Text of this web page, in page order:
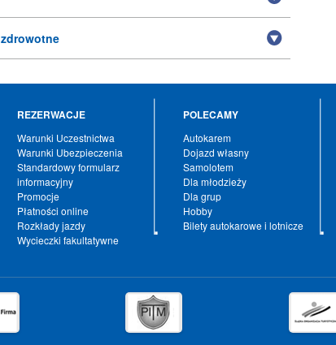
REZERWACJE
Warunki Uczestnictwa
Warunki Ubezpieczenia
Standardowy formularz
informacyjny
Promocje
Płatności online
Rozkłady jazdy
Wycieczki fakultatywne
POLECAMY
Autokarem
Dojazd własny
Samolotem
Dla młodzieży
Dla grup
Hobby
Bilety autokarowe i lotnicze